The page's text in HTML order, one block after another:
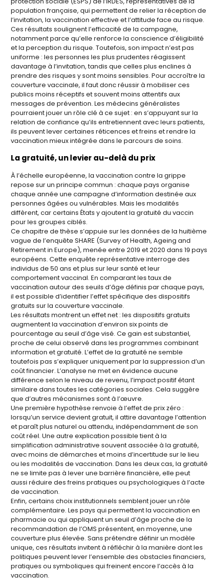
population française, qui permettent de relier la réception de
l’invitation, la vaccination effective et l’attitude face au risque.
Ces résultats soulignent l’efficacité de la campagne,
notamment parce qu’elle renforce la conscience d’éligibilité
et la perception du risque. Toutefois, son impact n’est pas
uniforme : les personnes les plus prudentes réagissent
davantage à l’invitation, tandis que celles plus enclines à
prendre des risques y sont moins sensibles. Pour accroître la
couverture vaccinale, il faut donc réussir à mobiliser ces
publics moins réceptifs et souvent moins attentifs aux
messages de prévention. Les médecins généralistes
pourraient jouer un rôle clé à ce sujet : en s’appuyant sur la
relation de confiance qu’ils entretiennent avec leurs patients,
ils peuvent lever certaines réticences et freins et rendre la
vaccination mieux intégrée dans le parcours de soins.
La gratuité, un levier au-delà du prix
À l’échelle européenne, la vaccination contre la grippe
repose sur un principe commun : chaque pays organise
chaque année une campagne d’information destinée aux
personnes âgées ou vulnérables. Mais les modalités
diffèrent, car certains États y ajoutent la gratuité du vaccin
pour les groupes ciblés.
Ce chapitre de thèse s’appuie sur les données de la huitième
vague de l’enquête SHARE (Survey of Health, Ageing and
Retirement in Europe), menée entre 2019 et 2020 dans 19 pays
européens. Cette enquête représentative interroge des
individus de 50 ans et plus sur leur santé et leur
comportement vaccinal. En comparant les taux de
vaccination autour des seuils d’âge définis par chaque pays,
il est possible d’identifier l’effet spécifique des dispositifs
gratuits sur la couverture vaccinale.
Les résultats montrent un effet net : les dispositifs gratuits
augmentent la vaccination d’environ six points de
pourcentage au seuil d’âge visé. Ce gain est substantiel,
proche de celui observé dans les programmes combinant
information et gratuité. L’effet de la gratuité ne semble
toutefois pas s’expliquer uniquement par la suppression d’un
coût financier. L’analyse ne met en évidence aucune
différence selon le niveau de revenu, l’impact positif étant
similaire dans toutes les catégories sociales. Cela suggère
que d’autres mécanismes sont à l’œuvre.
Une première hypothèse renvoie à l’effet de prix zéro :
lorsqu’un service devient gratuit, il attire davantage l’attention
et paraît plus naturel ou attendu, indépendamment de son
coût réel. Une autre explication possible tient à la
simplification administrative souvent associée à la gratuité,
avec moins de démarches et moins d’incertitude sur le lieu
ou les modalités de vaccination. Dans les deux cas, la gratuité
ne se limite pas à lever une barrière financière, elle peut
aussi réduire des freins pratiques ou psychologiques à l’acte
de vaccination.
Enfin, certains choix institutionnels semblent jouer un rôle
complémentaire. Les pays qui permettent la vaccination en
pharmacie ou qui appliquent un seuil d’âge proche de la
recommandation de l’OMS présentent, en moyenne, une
couverture plus élevée. Sans prétendre définir un modèle
unique, ces résultats invitent à réfléchir à la manière dont les
politiques peuvent lever l’ensemble des obstacles financiers,
pratiques ou symboliques qui freinent encore l’accès à la
vaccination.